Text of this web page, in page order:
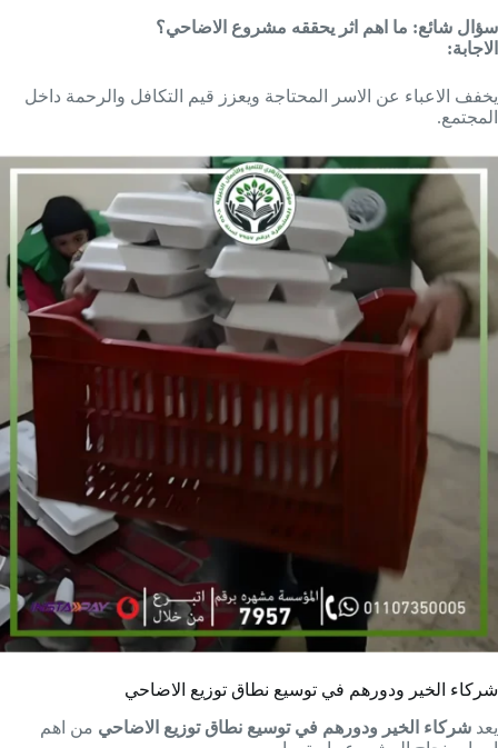
سؤال شائع: ما اهم اثر يحققه مشروع الاضاحي؟
الاجابة:
يخفف الاعباء عن الاسر المحتاجة ويعزز قيم التكافل والرحمة داخل
المجتمع.
شركاء الخير ودورهم في توسيع نطاق توزيع الاضاحي
يعد شركاء الخير ودورهم في توسيع نطاق توزيع الاضاحي من اهم